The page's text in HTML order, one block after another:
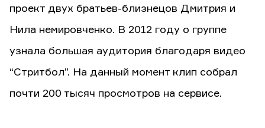
проект двух братьев-близнецов Дмитрия и
Нила немировченко. В 2012 году о группе
узнала большая аудитория благодаря видео
“Стритбол”. На данный момент клип собрал
почти 200 тысяч просмотров на сервисе.